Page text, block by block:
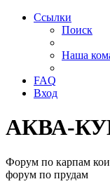
Ссылки
Поиск
Наша
FAQ
Вход
АКВА-
Форум по карпам
форум по прудам